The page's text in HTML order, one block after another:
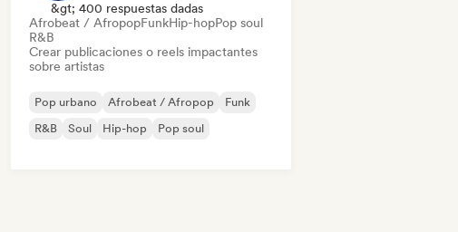
&gt; 400 respuestas dadas
Afrobeat / AfropopFunkHip-hopPop soul
R&B
Crear publicaciones o reels impactantes
sobre artistas
Pop urbano Afrobeat / Afropop
Funk
R&B
Soul Hip-hop Pop soul